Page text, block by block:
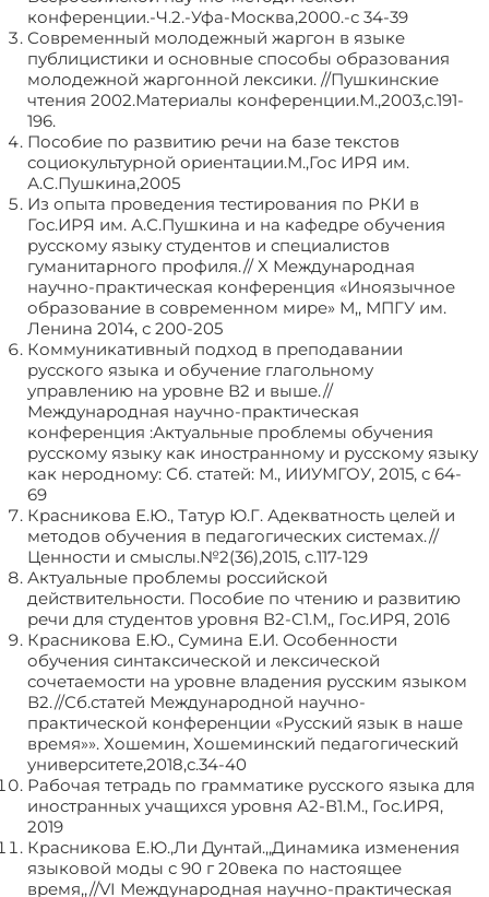
конференции.-Ч.2.-Уфа-Москва,2000.-с 34-39
Современный молодежный жаргон в языке
публицистики и основные способы образования
молодежной жаргонной лексики. //Пушкинские
чтения 2002.Материалы конференции.М.,2003,с.191-
196.
Пособие по развитию речи на базе текстов
социокультурной ориентации.М.,Гос ИРЯ им.
А.С.Пушкина,2005
Из опыта проведения тестирования по РКИ в
Гос.ИРЯ им. А.С.Пушкина и на кафедре обучения
русскому языку студентов и специалистов
гуманитарного профиля.// Х Международная
научно-практическая конференция «Иноязычное
образование в современном мире» М,, МПГУ им.
Ленина 2014, с 200-205
Коммуникативный подход в преподавании
русского языка и обучение глагольному
управлению на уровне В2 и выше.//
Международная научно-практическая
конференция :Актуальные проблемы обучения
русскому языку как иностранному и русскому языку
как неродному: Сб. статей: М., ИИУМГОУ, 2015, с 64-
69
Красникова Е.Ю., Татур Ю.Г. Адекватность целей и
методов обучения в педагогических системах.//
Ценности и смыслы.№2(36),2015, с.117-129
Актуальные проблемы российской
действительности. Пособие по чтению и развитию
речи для студентов уровня В2-С1.М,, Гос.ИРЯ, 2016
Красникова Е.Ю., Сумина Е.И. Особенности
обучения синтаксической и лексической
сочетаемости на уровне владения русским языком
В2.//Сб.статей Международной научно-
практической конференции «Русский язык в наше
время»». Хошемин, Хошеминский педагогический
университете,2018,с.34-40
Рабочая тетрадь по грамматике русского языка для
иностранных учащихся уровня А2-В1.М., Гос.ИРЯ,
2019
Красникова Е.Ю.,Ли Дунтай.,,Динамика изменения
языковой моды с 90 г 20века по настоящее
время,,//VI Международная научно-практическая